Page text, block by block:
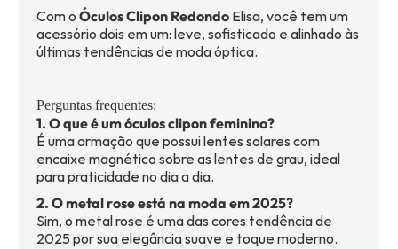
Com o Óculos Clipon Redondo Elisa, você tem um
acessório dois em um: leve, sofisticado e alinhado às
últimas tendências de moda óptica.
Perguntas frequentes:
1. O que é um óculos clipon feminino?
É uma armação que possui lentes solares com
encaixe magnético sobre as lentes de grau, ideal
para praticidade no dia a dia.
2. O metal rose está na moda em 2025?
Sim, o metal rose é uma das cores tendência de
2025 por sua elegância suave e toque moderno.